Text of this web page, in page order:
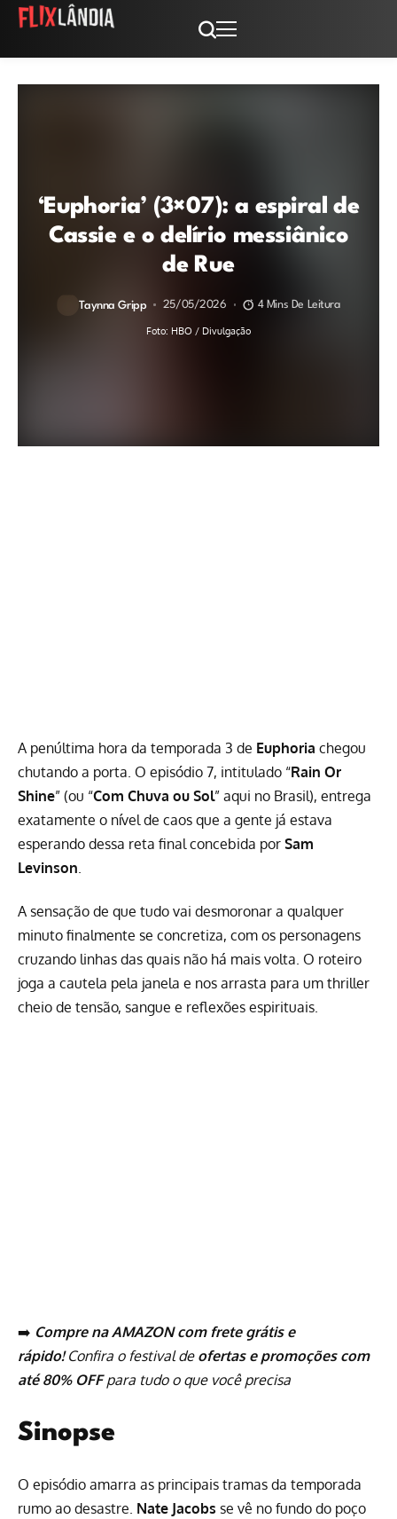
‘Euphoria’ (3×07): a espiral de
Cassie e o delírio messiânico
de Rue
Taynna Gripp 25/05/2026 4 Mins De Leitura
Foto: HBO / Divulgação
A penúltima hora da temporada 3 de Euphoria chegou
chutando a porta. O episódio 7, intitulado “Rain Or
Shine” (ou “Com Chuva ou Sol” aqui no Brasil), entrega
exatamente o nível de caos que a gente já estava
esperando dessa reta final concebida por Sam
Levinson.
A sensação de que tudo vai desmoronar a qualquer
minuto finalmente se concretiza, com os personagens
cruzando linhas das quais não há mais volta. O roteiro
joga a cautela pela janela e nos arrasta para um thriller
cheio de tensão, sangue e reflexões espirituais.
➡️ Compre na AMAZON com frete grátis e
rápido!Confira o festival de ofertas e promoções com
até 80% OFFpara tudo o que você precisa
Sinopse
O episódio amarra as principais tramas da temporada
rumo ao desastre. Nate Jacobs se vê no fundo do poço